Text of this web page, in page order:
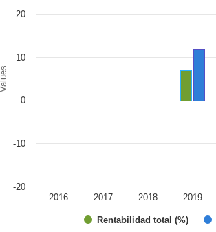
Values
Rentabilidad total (%)
2016 2017 2018 2019
-20
-10
0
10
20